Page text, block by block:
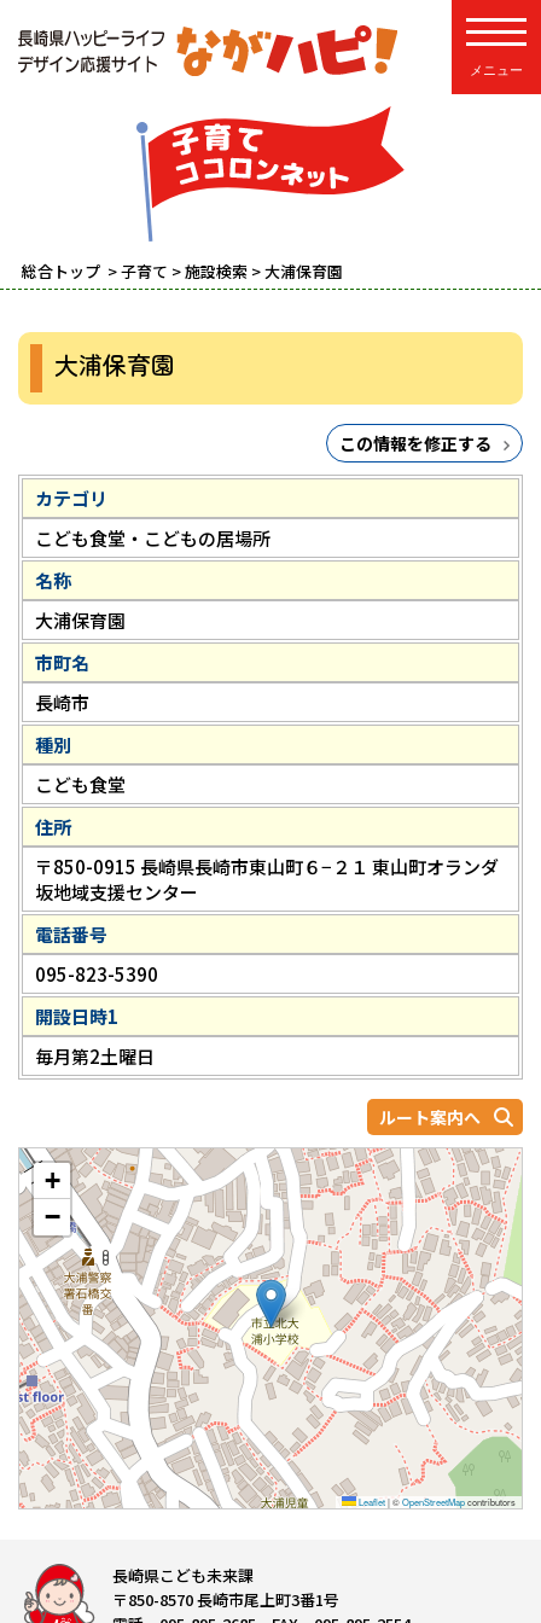
総合トップ >子育て >施設検索 > 大浦保育園
大浦保育園
この情報を修正する
カテゴリ
こども食堂・こどもの居場所
名称
大浦保育園
市町名
長崎市
種別
こども食堂
住所
〒850-0915 長崎県長崎市東山町６−２１ 東山町オランダ
坂地域支援センター
電話番号
095-823-5390
開設日時1
毎月第2土曜日
ルート案内へ
+
−
Leaflet|©OpenStreetMapcontributors
長崎県こども未来課
〒850-8570 長崎市尾上町3番1号